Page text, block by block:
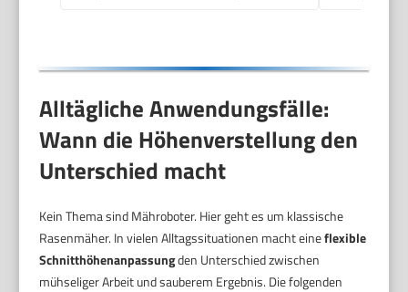
Alltägliche Anwendungsfälle:
Wann die Höhenverstellung den
Unterschied macht
Kein Thema sind Mähroboter. Hier geht es um klassische
Rasenmäher. In vielen Alltagssituationen macht eineflexible
Schnitthöhenanpassungden Unterschied zwischen
mühseliger Arbeit und sauberem Ergebnis. Die folgenden